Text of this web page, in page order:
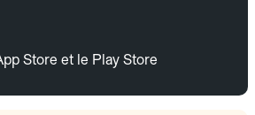
Store et le Play Store